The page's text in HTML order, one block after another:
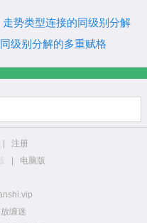
势类型连接的同级别分解
级别分解的多重赋格
注册
电脑版
缠迷